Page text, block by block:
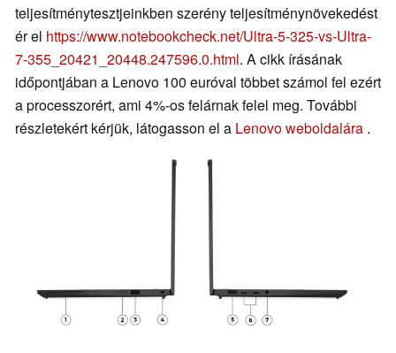
teljesítménytesztjeinkben szerény teljesítménynövekedést
ér el https://www.notebookcheck.net/Ultra-5-325-vs-Ultra-
7-355_20421_20448.247596.0.html. A cikk írásának
időpontjában a Lenovo 100 euróval többet számol fel ezért
a processzorért, ami 4%-os felárnak felel meg. További
részletekért kérjük, látogasson el a Lenovo weboldalára .